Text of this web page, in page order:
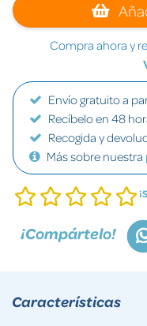
Compra ahora y
Envío gratuito a
Recíbelo en 48
Recogida y
Más sobre nuestra
¡Compártelo!
Características